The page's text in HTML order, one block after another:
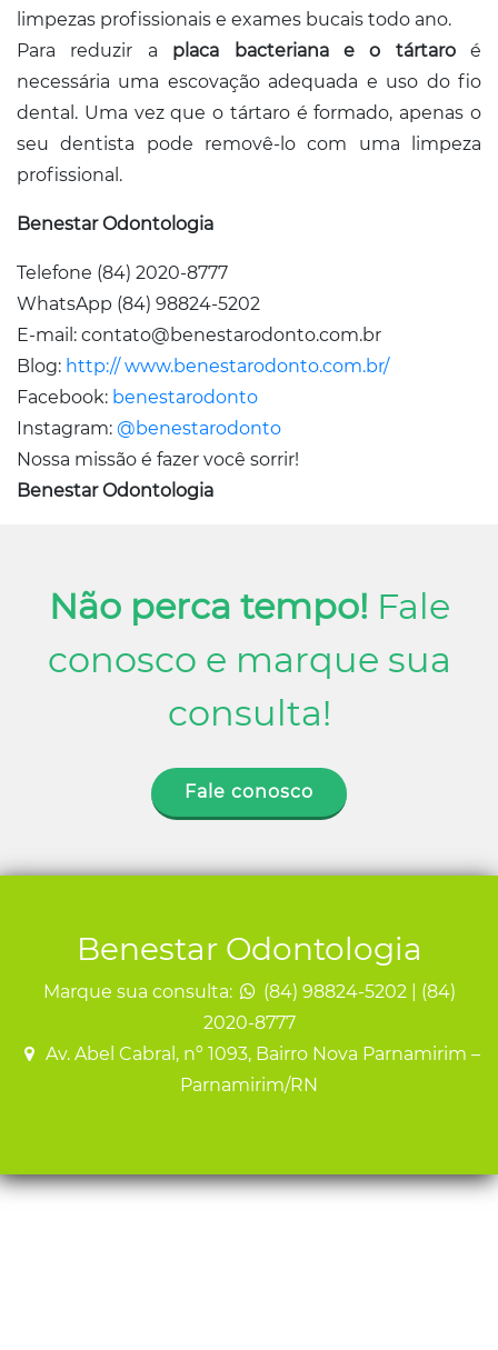
limpezas profissionais e exames bucais todo ano.
Para reduzir a placa bacteriana e o tártaroé
necessária uma escovação adequada e uso do fio
dental. Uma vez que o tártaro é formado, apenas o
seu dentista pode removê-lo com uma limpeza
profissional.
Benestar Odontologia
Telefone (84) 2020-8777
WhatsApp (84) 98824-5202
E-mail: contato@benestarodonto.com.br
Blog: http:// www.benestarodonto.com.br/
Facebook: benestarodonto
Instagram: @benestarodonto
Nossa missão é fazer você sorrir!
Benestar Odontologia
Não perca tempo! Fale
conosco e marque sua
consulta!
Fale conosco
Benestar Odontologia
Marque sua consulta:
(84) 98824-5202 | (84)
2020-8777
Av. Abel Cabral, nº 1093, Bairro Nova Parnamirim –
Parnamirim/RN